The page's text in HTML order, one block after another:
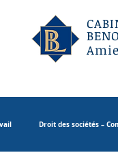
Droit des sociétés –